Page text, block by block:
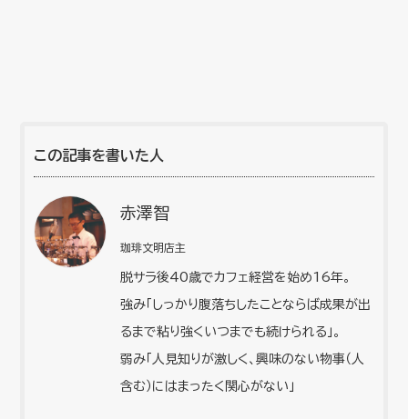
この記事を書いた人
赤澤智
珈琲文明店主
脱サラ後40歳でカフェ経営を始め16年。
強み「しっかり腹落ちしたことならば成果が出
るまで粘り強くいつまでも続けられる」。
弱み「人見知りが激しく、興味のない物事（人
含む）にはまったく関心がない」